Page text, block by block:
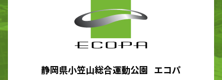
静岡県小笠山総合運動公園 エコパ